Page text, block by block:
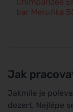
bar Meruňka
Jak
Jakmile je
dezert. Nejlépe